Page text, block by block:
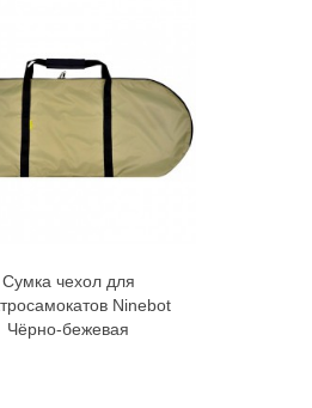
В корзину
Сумка чехол для
Ninebot
Чёрно-бежевая